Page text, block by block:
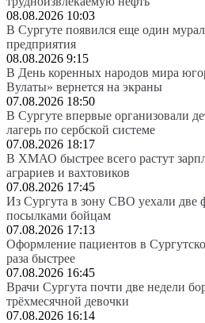
08.08.2026 10:03
В Сургуте появился еще один мурал
предприятия
08.08.2026 9:15
В День коренных народов мира
Вулаты» вернется на экраны
07.08.2026 18:50
В Сургуте впервые организовали
лагерь по сербской системе
07.08.2026 18:17
В ХМАО быстрее всего растут
аграриев и вахтовиков
07.08.2026 17:45
Из Сургута в зону СВО уехали две
посылками бойцам
07.08.2026 17:13
Оформление пациентов в
раза быстрее
07.08.2026 16:45
Врачи Сургута почти две недели
трёхмесячной девочки
07.08.2026 16:14